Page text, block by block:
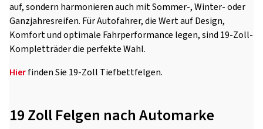
auf, sondern harmonieren auch mit Sommer-, Winter- oder
Ganzjahresreifen. Für Autofahrer, die Wert auf Design,
Komfort und optimale Fahrperformance legen, sind 19-Zoll-
Kompletträder die perfekte Wahl.
Hierfinden Sie 19-Zoll Tiefbettfelgen.
19 Zoll Felgen nach Automarke